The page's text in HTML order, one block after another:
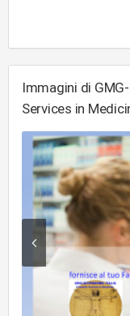
Immagini di
Services in